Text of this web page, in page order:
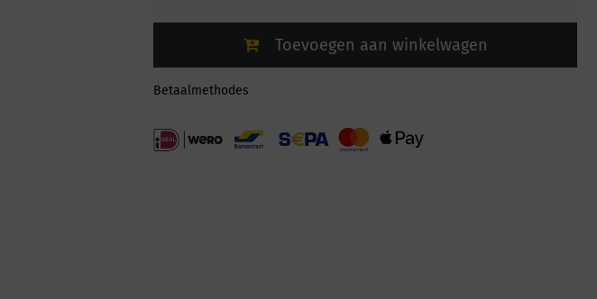
Toevoegen aan winkelwagen
Betaalmethodes